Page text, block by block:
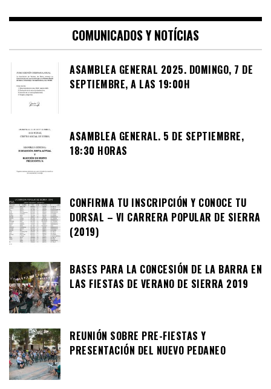
COMUNICADOS Y NOTÍCIAS
ASAMBLEA GENERAL 2025. DOMINGO, 7 DE
SEPTIEMBRE, A LAS 19:00H
ASAMBLEA GENERAL. 5 DE SEPTIEMBRE,
18:30 HORAS
CONFIRMA TU INSCRIPCIÓN Y CONOCE TU
DORSAL – VI CARRERA POPULAR DE SIERRA
(2019)
BASES PARA LA CONCESIÓN DE LA BARRA EN
LAS FIESTAS DE VERANO DE SIERRA 2019
REUNIÓN SOBRE PRE-FIESTAS Y
PRESENTACIÓN DEL NUEVO PEDANEO